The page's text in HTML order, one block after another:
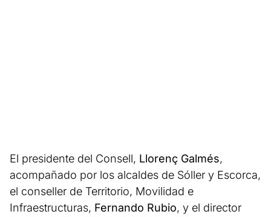
El presidente del Consell, Llorenç Galmés,
acompañado por los alcaldes de Sóller y Escorca,
el conseller de Territorio, Movilidad e
Infraestructuras, Fernando Rubio, y el director